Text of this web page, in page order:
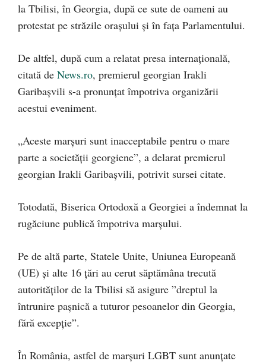
la Tbilisi, în Georgia, după ce sute de oameni au
protestat pe străzile orașului și în fața Parlamentului.
De altfel, după cum a relatat presa internațională,
citată de News.ro, premierul georgian Irakli
Garibaşvili s-a pronunţat împotriva organizării
acestui eveniment.
„Aceste marșuri sunt inacceptabile pentru o mare
parte a societăţii georgiene”, a delarat premierul
georgian Irakli Garibaşvili, potrivit sursei citate.
Totodată, Biserica Ortodoxă a Georgiei a îndemnat la
rugăciune publică împotriva marşului.
Pe de altă parte, Statele Unite, Uniunea Europeană
(UE) şi alte 16 ţări au cerut săptămâna trecută
autorităţilor de la Tbilisi să asigure ”dreptul la
întrunire paşnică a tuturor pesoanelor din Georgia,
fără excepţie”.
În România, astfel de marșuri LGBT sunt anunțate